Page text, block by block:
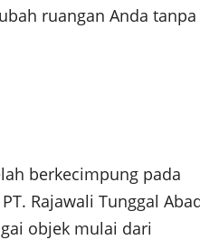
ruangan Anda tanpa
berkecimpung pada
Rajawali Tunggal
objek mulai dari